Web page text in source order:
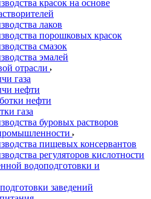
красок на основе
лаков
порошковых красок
смазок
эмалей
отрасли
газа
нефти
нефти
газа
буровых растворов
пищевых консервантов
регуляторов кислотности
водоподготовки и
заведений